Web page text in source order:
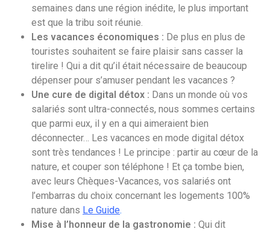
semaines dans une région inédite, le plus important
est que la tribu soit réunie.
Les vacances économiques : De plus en plus de
touristes souhaitent se faire plaisir sans casser la
tirelire ! Qui a dit qu’il était nécessaire de beaucoup
dépenser pour s’amuser pendant les vacances ?
Une cure de digital détox : Dans un monde où vos
salariés sont ultra-connectés, nous sommes certains
que parmi eux, il y en a qui aimeraient bien
déconnecter… Les vacances en mode digital détox
sont très tendances ! Le principe : partir au cœur de la
nature, et couper son téléphone ! Et ça tombe bien,
avec leurs Chèques-Vacances, vos salariés ont
l’embarras du choix concernant les logements 100%
nature dans Le Guide.
Mise à l’honneur de la gastronomie : Qui dit